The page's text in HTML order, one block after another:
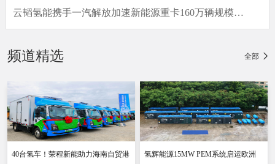
云韬氢能携手一汽解放加速新能源重卡160万辆规模化
40台氢车！荣程新能助力海南自贸港零碳物流发展
氢辉能源15MW PEM系统启运欧洲｜以工程实践推动
PEM制氢规模化
频道精选 全部
40台氢车！荣程新能助力海南自贸港
氢辉能源15MW PEM系统启运欧洲